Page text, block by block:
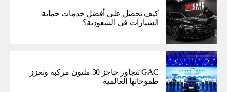
كيف تحصل على أفضل خدمات حماية
السيارات في السعودية؟
GAC تتجاوز حاجز 30 مليون مركبة وتعزز
طموحاتها العالمية